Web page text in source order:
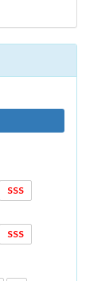
SSS
SSS